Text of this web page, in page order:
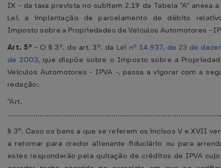
IX - da taxa prevista no subitem 2.19 da Tabela "A" anexa
Lei, a implantação de parcelamento de débito
Imposto sobre a Propriedades de Veículos Automotores -
Art. 5º - O § 3º. do art. 3º. da Lei nº 14.937, de 23 de
de 2003, que dispõe sobre o Imposto sobre a
Veículos Automotores - IPVA -, passa a vigorar com a
redação:
"Art.
§ 3º. Caso os bens a que se referem os incisos V e XVII
a retornar para credor alienante fiduciário ou para
estes responderão pela quitação de créditos de IPVA